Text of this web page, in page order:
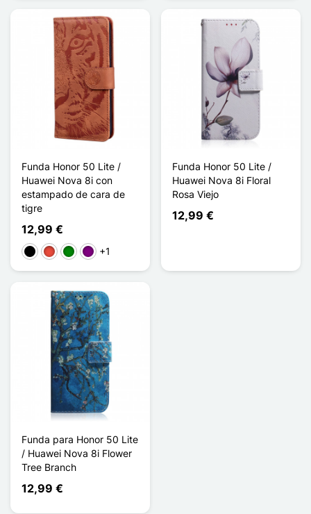
Funda Honor 50 Lite /
Huawei Nova 8i con
estampado de cara de
tigre
12,99 €
NegroRojoVerdePúrpura
+1
Funda Honor 50 Lite /
Huawei Nova 8i Floral
Rosa Viejo
12,99 €
Funda para Honor 50 Lite
/ Huawei Nova 8i Flower
Tree Branch
12,99 €